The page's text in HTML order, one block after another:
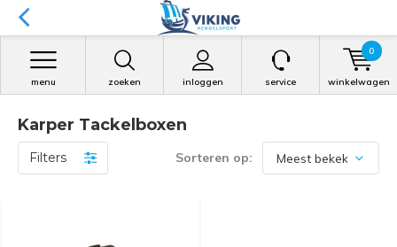
zoeken inloggen
menu service winkelwagen
0
Karper Tackelboxen
Filters Sorteren op: